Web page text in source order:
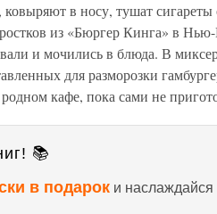
в носу, тушат сигареты
из «Бюргер Кинга» в
и мочились в блюда. В
для разморозки
кафе, пока сами не
📚
в подарок и наслаждайся